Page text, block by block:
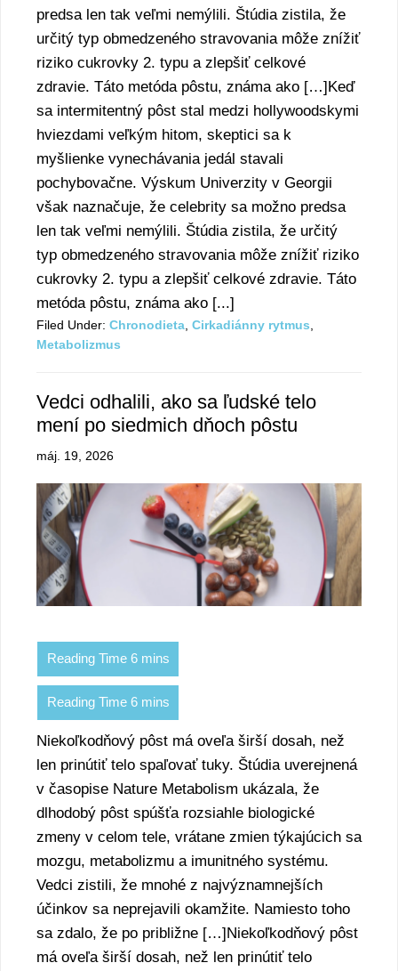
predsa len tak veľmi nemýlili. Štúdia zistila, že
určitý typ obmedzeného stravovania môže znížiť
riziko cukrovky 2. typu a zlepšiť celkové
zdravie. Táto metóda pôstu, známa ako […]Keď
sa intermitentný pôst stal medzi hollywoodskymi
hviezdami veľkým hitom, skeptici sa k
myšlienke vynechávania jedál stavali
pochybovačne. Výskum Univerzity v Georgii
však naznačuje, že celebrity sa možno predsa
len tak veľmi nemýlili. Štúdia zistila, že určitý
typ obmedzeného stravovania môže znížiť riziko
cukrovky 2. typu a zlepšiť celkové zdravie. Táto
metóda pôstu, známa ako [...]
Filed Under: Chronodieta Cirkadiánny rytmus
Metabolizmus
Vedci odhalili, ako sa ľudské telo
mení po siedmich dňoch pôstu
máj. 19, 2026
Niekoľkodňový pôst má oveľa širší dosah, než
len prinútiť telo spaľovať tuky. Štúdia uverejnená
v časopise Nature Metabolism ukázala, že
dlhodobý pôst spúšťa rozsiahle biologické
zmeny v celom tele, vrátane zmien týkajúcich sa
mozgu, metabolizmu a imunitného systému.
Vedci zistili, že mnohé z najvýznamnejších
účinkov sa neprejavili okamžite. Namiesto toho
sa zdalo, že po približne […]Niekoľkodňový pôst
má oveľa širší dosah, než len prinútiť telo